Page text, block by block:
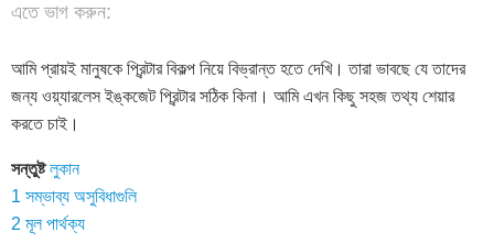
এতে ভাগ করুন:
আমি প্রায়ই মানুষকে প্রিন্টার বিকল্প নিয়ে বিভ্রান্ত হতে দেখি। তারা ভাবছে যে তাদের
জন্য ওয়্যারলেস ইঙ্কজেট প্রিন্টার সঠিক কিনা। আমি এখন কিছু সহজ তথ্য শেয়ার
করতে চাই।
সন্তুষ্ট লুকান
1 সম্ভাব্য অসুবিধাগুলি
2 মূল পার্থক্য